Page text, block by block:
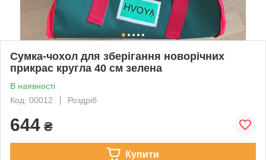
Сумка-чохол для зберігання новорічних
прикрас кругла 40 см зелена
В наявності
Код: 00012
Роздріб
644 ₴
Купити